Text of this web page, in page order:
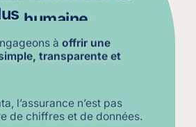
humaine.
à offrir une
transparente et
l’assurance n’est pas
de chiffres et de données.